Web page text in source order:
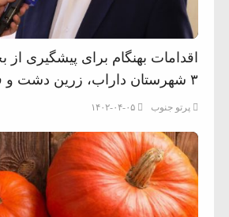
اقدامات بهنگام برای پیشگیری از
۳ شهرستان داراب، زرین دشت و فسا
پرتو جنوب ۱۴۰۲-۰۴-۰۵